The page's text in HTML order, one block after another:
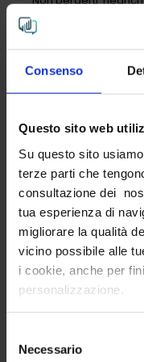
Consenso
Questo sito web
Su questo sito
terze parti che
consultazione dei
tua esperienza di
migliorare la qualità
vicino possibile alle
i cookie, anche per
personalizzazione.
delNecessario
Email
newsletter di